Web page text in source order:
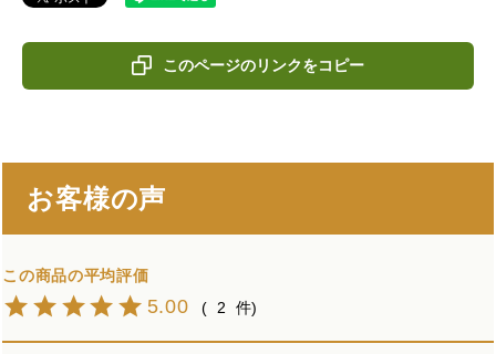
このページのリンクをコピー
お客様の声
5.00 2